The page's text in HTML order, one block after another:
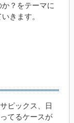
？をテーマに
きます。
ピックス、日
てるケースが